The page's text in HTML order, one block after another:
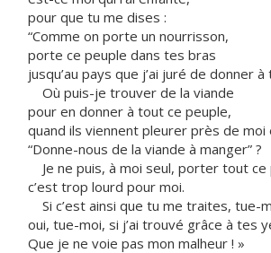
pour que tu me dises :
“Comme on porte un nourrisson,
porte ce peuple dans tes bras
jusqu’au pays que j’ai juré de donner à
Où puis-je trouver de la viande
pour en donner à tout ce peuple,
quand ils viennent pleurer près de moi
“Donne-nous de la viande à manger” ?
Je ne puis, à moi seul, porter tout ce
c’est trop lourd pour moi.
Si c’est ainsi que tu me traites, tue-
oui, tue-moi, si j’ai trouvé grâce à tes
Que je ne voie pas mon malheur ! »